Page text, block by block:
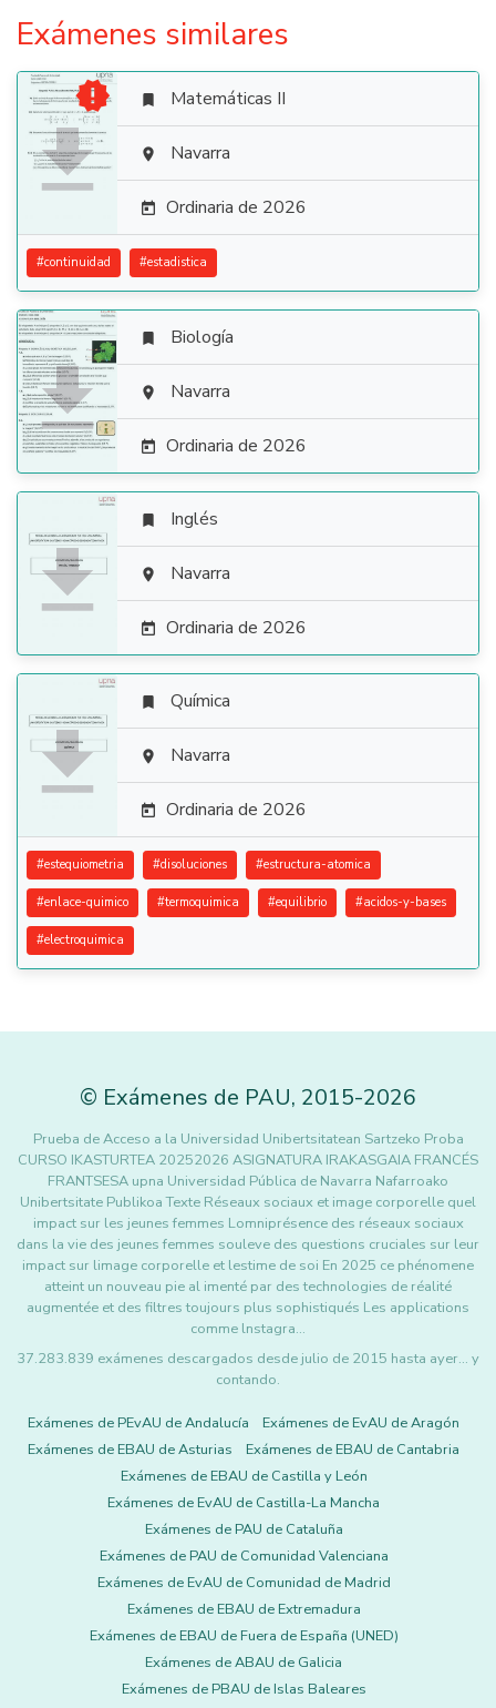
Exámenes similares

  Matemáticas II
 Navarra
 Ordinaria de 2026
#continuidad #estadistica

 Biología
 Navarra
 Ordinaria de 2026

 Inglés
 Navarra
 Ordinaria de 2026

 Química
 Navarra
 Ordinaria de 2026
#estequiometria #disoluciones #estructura-atomica
#enlace-quimico #termoquimica #equilibrio #acidos-y-bases
#electroquimica
© Exámenes de PAU, 2015-2026
Prueba de Acceso a la Universidad Unibertsitatean Sartzeko Proba
CURSO IKASTURTEA 20252026 ASIGNATURA IRAKASGAIA FRANCÉS
FRANTSESA upna Universidad Pública de Navarra Nafarroako
Unibertsitate Publikoa Texte Réseaux sociaux et image corporelle quel
impact sur les jeunes femmes Lomniprésence des réseaux sociaux
dans la vie des jeunes femmes souleve des questions cruciales sur leur
impact sur limage corporelle et lestime de soi En 2025 ce phénomene
atteint un nouveau pie al imenté par des technologies de réalité
augmentée et des filtres toujours plus sophistiqués Les applications
comme lnstagra…
37.283.839 exámenes descargados desde julio de 2015 hasta ayer... y
contando.
Exámenes de PEvAU de Andalucía
Exámenes de EvAU de Aragón
Exámenes de EBAU de Asturias
Exámenes de EBAU de Cantabria
Exámenes de EBAU de Castilla y León
Exámenes de EvAU de Castilla-La Mancha
Exámenes de PAU de Cataluña
Exámenes de PAU de Comunidad Valenciana
Exámenes de EvAU de Comunidad de Madrid
Exámenes de EBAU de Extremadura
Exámenes de EBAU de Fuera de España (UNED)
Exámenes de ABAU de Galicia
Exámenes de PBAU de Islas Baleares